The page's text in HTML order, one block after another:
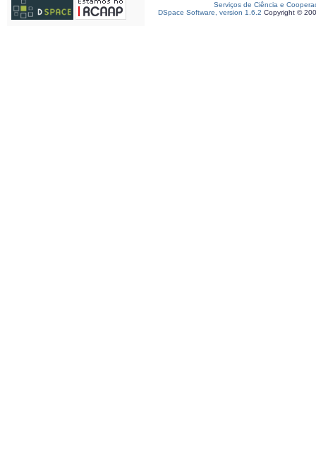
Serviços de Ciência e
DSpace Software, version 1.6.2 Copyright ©